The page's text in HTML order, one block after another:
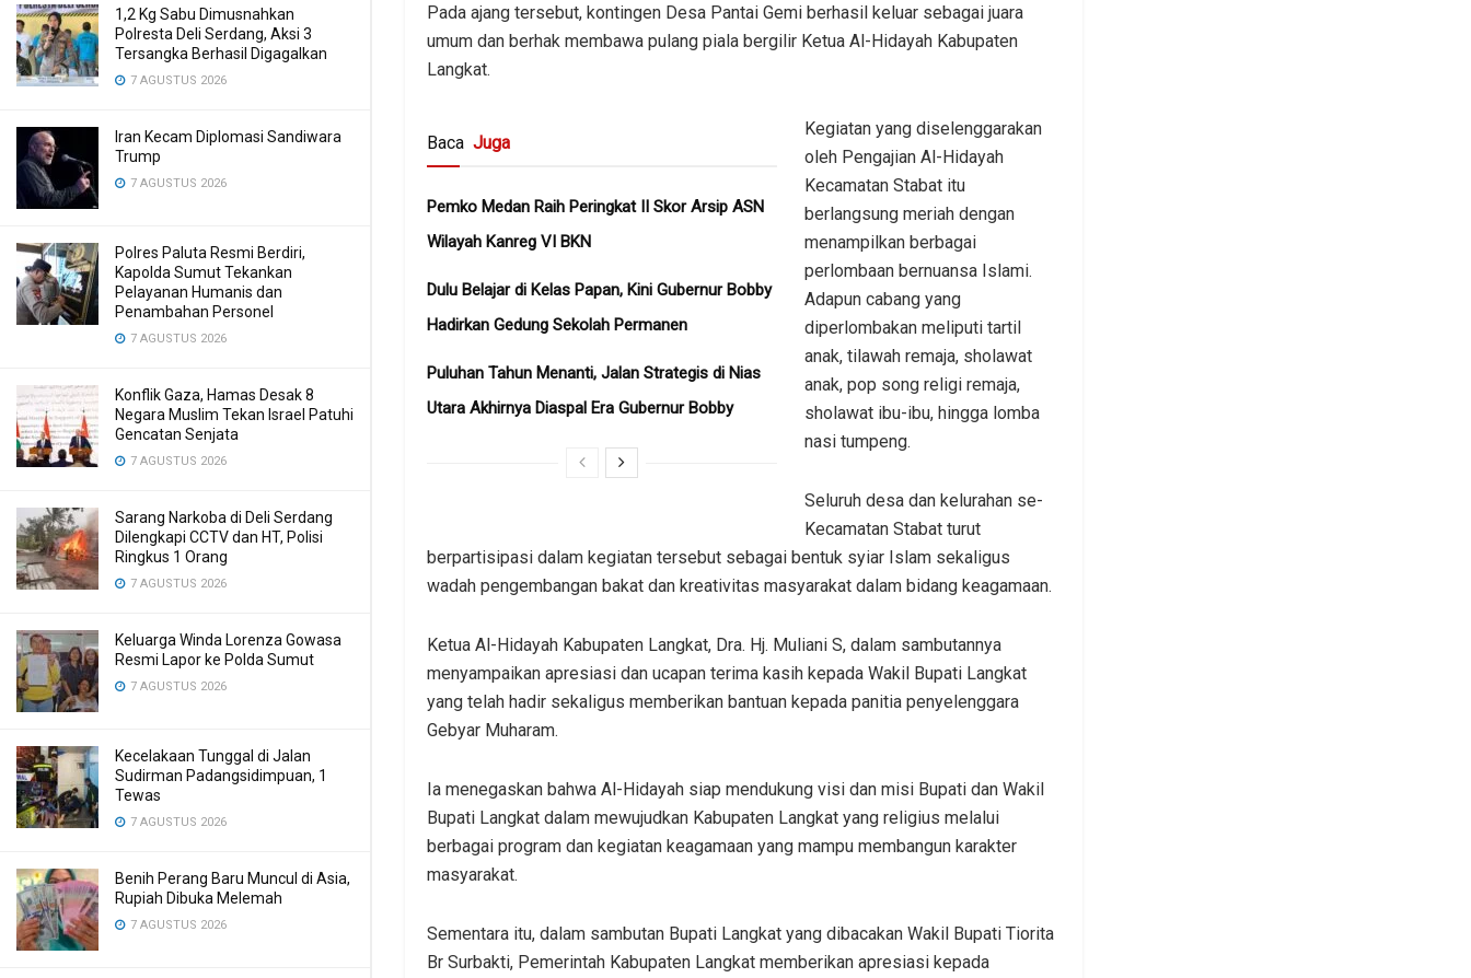
1,2 Kg Sabu Dimusnahkan
Polresta Deli Serdang, Aksi 3
Tersangka Berhasil Digagalkan
7 AGUSTUS 2026
Iran Kecam Diplomasi Sandiwara
Trump
7 AGUSTUS 2026
Polres Paluta Resmi Berdiri,
Kapolda Sumut Tekankan
Pelayanan Humanis dan
Penambahan Personel
7 AGUSTUS 2026
Konflik Gaza, Hamas Desak 8
Negara Muslim Tekan Israel Patuhi
Gencatan Senjata
7 AGUSTUS 2026
Sarang Narkoba di Deli Serdang
Dilengkapi CCTV dan HT, Polisi
Ringkus 1 Orang
7 AGUSTUS 2026
Keluarga Winda Lorenza Gowasa
Resmi Lapor ke Polda Sumut
7 AGUSTUS 2026
Kecelakaan Tunggal di Jalan
Sudirman Padangsidimpuan, 1
Tewas
7 AGUSTUS 2026
Benih Perang Baru Muncul di Asia,
Rupiah Dibuka Melemah
7 AGUSTUS 2026
Pada ajang tersebut, kontingen Desa Pantai Gemi berhasil keluar sebagai juara
umum dan berhak membawa pulang piala bergilir Ketua Al-Hidayah Kabupaten
Langkat.
Baca Juga
Pemko Medan Raih Peringkat II Skor Arsip ASN
Wilayah Kanreg VI BKN
Dulu Belajar di Kelas Papan, Kini Gubernur Bobby
Hadirkan Gedung Sekolah Permanen
Puluhan Tahun Menanti, Jalan Strategis di Nias
Utara Akhirnya Diaspal Era Gubernur Bobby
Kegiatan yang diselenggarakan
oleh Pengajian Al-Hidayah
Kecamatan Stabat itu
berlangsung meriah dengan
menampilkan berbagai
perlombaan bernuansa Islami.
Adapun cabang yang
diperlombakan meliputi tartil
anak, tilawah remaja, sholawat
anak, pop song religi remaja,
sholawat ibu-ibu, hingga lomba
nasi tumpeng.
Seluruh desa dan kelurahan se-
Kecamatan Stabat turut
berpartisipasi dalam kegiatan tersebut sebagai bentuk syiar Islam sekaligus
wadah pengembangan bakat dan kreativitas masyarakat dalam bidang keagamaan.
Ketua Al-Hidayah Kabupaten Langkat, Dra. Hj. Muliani S, dalam sambutannya
menyampaikan apresiasi dan ucapan terima kasih kepada Wakil Bupati Langkat
yang telah hadir sekaligus memberikan bantuan kepada panitia penyelenggara
Gebyar Muharam.
Ia menegaskan bahwa Al-Hidayah siap mendukung visi dan misi Bupati dan Wakil
Bupati Langkat dalam mewujudkan Kabupaten Langkat yang religius melalui
berbagai program dan kegiatan keagamaan yang mampu membangun karakter
masyarakat.
Sementara itu, dalam sambutan Bupati Langkat yang dibacakan Wakil Bupati Tiorita
Br Surbakti, Pemerintah Kabupaten Langkat memberikan apresiasi kepada